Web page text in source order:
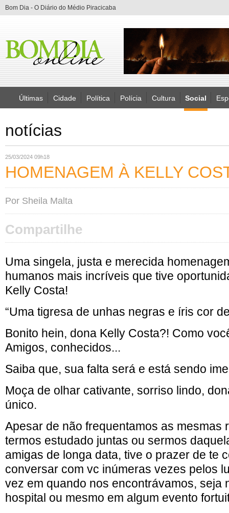
Bom Dia - O Diário do Médio Piracicaba
Últimas Cidade Política Polícia Cultura Social
notícias
25/03/2024 09h18
HOMENAGEM À KELLY
Por Sheila Malta
Compartilhe
Uma singela, justa e merecida
humanos mais incríveis que tive
Kelly Costa!
“Uma tigresa de unhas negras e íris cor
Bonito hein, dona Kelly Costa?! Como
Amigos, conhecidos...
Saiba que, sua falta será e está sendo
Moça de olhar cativante, sorriso lindo,
único.
Apesar de não frequentamos as mesmas
termos estudado juntas ou sermos
amigas de longa data, tive o prazer de te
conversar com vc inúmeras vezes pelos
vez em quando nos encontrávamos, seja
hospital ou mesmo em algum evento